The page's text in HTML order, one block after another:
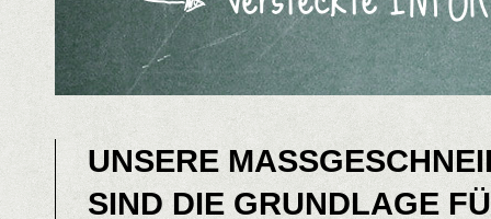
UNSERE
IND DIE GRUNDLAGE